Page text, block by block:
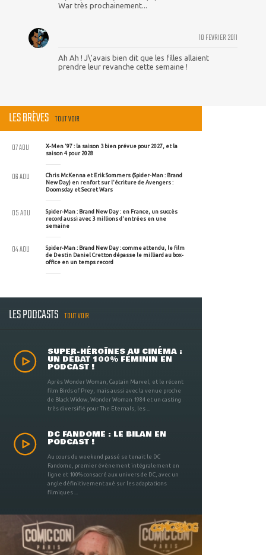
War très prochainement...
10 FEVRIER 2011
Ah Ah ! J\'avais bien dit que les filles allaient
prendre leur revanche cette semaine !
LES BRÈVES TOUT VOIR
X-Men '97 : la saison 3 bien prévue pour 2027, et la
saison 4 pour 2028
07 AOU
Chris McKenna et Erik Sommers (Spider-Man : Brand
New Day) en renfort sur l'écriture de Avengers :
Doomsday et Secret Wars
06 AOU
Spider-Man : Brand New Day : en France, un succès
record aussi avec 3 millions d'entrées en une
semaine
05 AOU
Spider-Man : Brand New Day : comme attendu, le film
de Destin Daniel Cretton dépasse le milliard au box-
office en un temps record
04 AOU
LES PODCASTS TOUT VOIR
SUPER-HÉROÏNES AU CINÉMA :
UN DÉBAT 100% FÉMININ EN
PODCAST !
Après Wonder Woman, Captain Marvel, et le récent
film Birds of Prey, mais aussi avec la venue proche
de Black Widow, Wonder Woman 1984 et un casting
très diversifié pour The Eternals, les ...
DC FANDOME : LE BILAN EN
PODCAST !
Au cours du weekend passé se tenait le DC
Fandome, premier évènement intégralement en
ligne et 100% consacré aux univers de DC, avec un
angle définitivement axé sur les adaptations
filmiques ...